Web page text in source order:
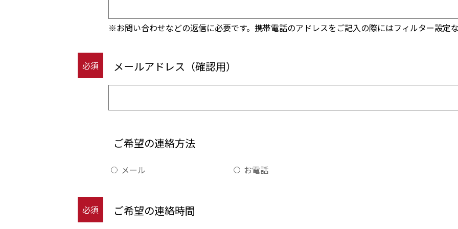
※お問い合わせなどの返信に必要です。携帯電話のアドレスをご記入の際にはフィルター設定
必須 メールアドレス（確認用）
ご希望の連絡方法
メール お電話
必須 ご希望の連絡時間